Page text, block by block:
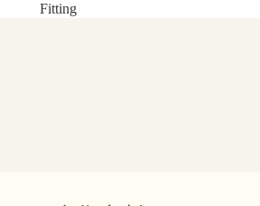
Fitting